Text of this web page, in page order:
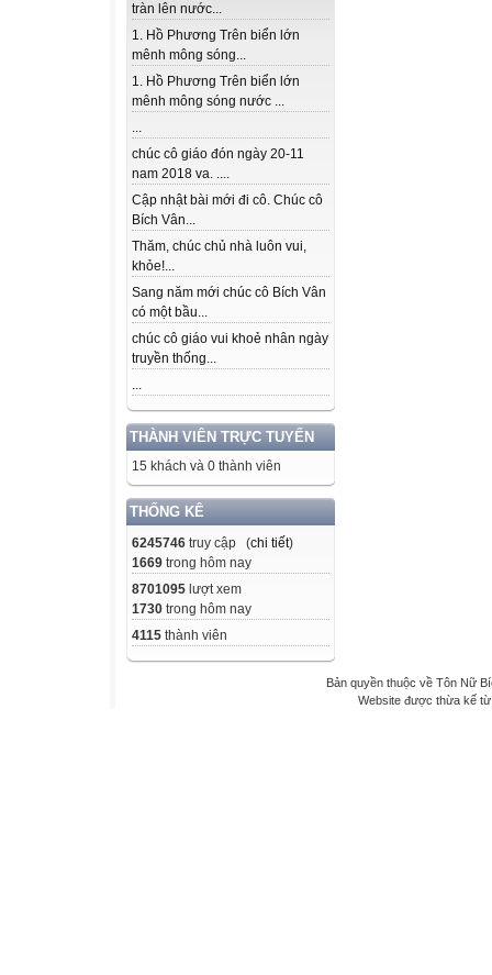
tràn lên nước...
1. Hồ Phương Trên biển lớn
mênh mông sóng...
1. Hồ Phương Trên biển lớn
mênh mông sóng nước ...
...
chúc cô giáo đón ngày 20-11
nam 2018 va. ....
Cập nhật bài mới đi cô. Chúc cô
Bích Vân...
Thăm, chúc chủ nhà luôn vui,
khỏe!...
Sang năm mới chúc cô Bích Vân
có một bầu...
chúc cô giáo vui khoẻ nhân ngày
truyền thống...
...
THÀNH VIÊN TRỰC TUYẾN
15 khách và 0 thành viên
THỐNG KÊ
6245746 truy cập (chi tiết)
1669 trong hôm nay
8701095 lượt xem
1730 trong hôm nay
4115 thành viên
Bản quyền thuộc về Tôn Nữ
Website được thừa kế